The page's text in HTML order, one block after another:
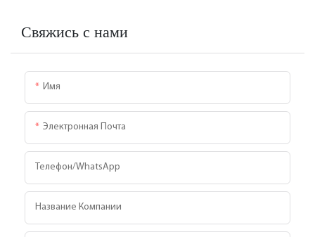
Свяжись с нами
Имя
Электронная Почта
Телефон/WhatsApp
Название Компании